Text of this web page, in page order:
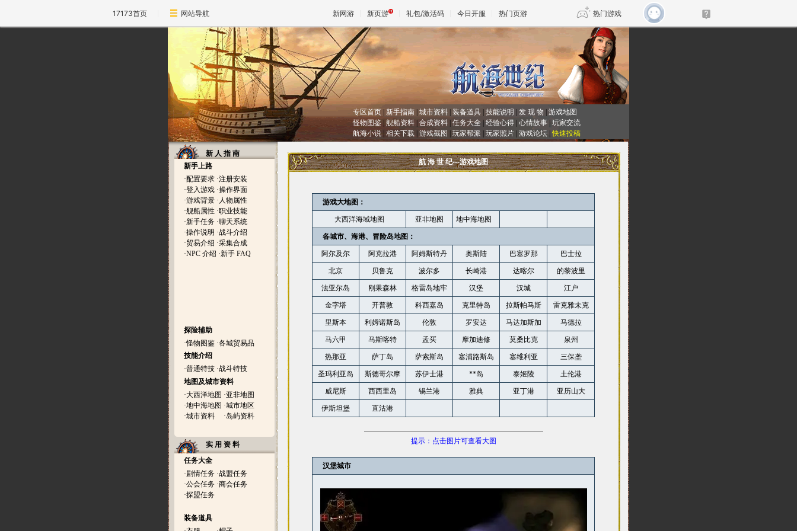
17173首页 网站导航 新网游 新页游 礼包/激活码 今日开服 热门页游 热门游戏
魔兽 DNF 传奇4
天堂 剑网3旗舰版 新天龙八部
王权与自由 诛仙世界 仙剑世界
专区首页 新手指南 城市资料 装备道具 技能说明 发 现 物
游戏地图
怪物图鉴 舰船资料 合成资料 任务大全 经验心得 心情故事 玩家交流
航海小说 相关下载 游戏截图 玩家帮派 玩家照片 游戏论坛 |快速投稿
新 人 指 南
新手上路
·配置要求 ·注册安装
·登入游戏 ·操作界面
·游戏背景 · 人物属性
·舰船属性 ·职业技能
·新手任务 ·聊天系统
·操作说明 ·战斗介绍
·贸易介绍 ·采集合成
·NPC 介绍 ·新手 FAQ
探险辅助
·怪物图鉴 ·各城贸易品
技能介绍
·普通特技 ·战斗特技
地图及城市资料
·大西洋地图 ·亚非地图
·地中海地图 ·城市地区
·城市资料 ·岛屿资料
实 用 资 料
任务大全
·剧情任务 ·战盟任务
·公会任务 ·商会任务
·探盟任务
装备道具
航 海 世 纪---游戏地图
游戏大地图：
大西洋海域地图 亚非地图 地中海地图
各城市、海港、冒险岛地图：
阿尔及尔 阿克拉港 阿姆斯特丹 奥斯陆 巴塞罗那 巴士拉
北京 贝鲁克 波尔多 长崎港 达喀尔 的黎波里
法亚尔岛 刚果森林 格雷岛地牢 汉堡 汉城 江户
金字塔 开普敦 科西嘉岛 克里特岛 拉斯帕马斯 雷克雅未克
里斯本 利姆诺斯岛 伦敦 罗安达 马达加斯加 马德拉
马六甲 马斯喀特 孟买 摩加迪修 莫桑比克 泉州
热那亚 萨丁岛 萨索斯岛 塞浦路斯岛 塞维利亚 三保垄
圣玛利亚岛 斯德哥尔摩 苏伊士港 **岛 泰姬陵 土伦港
威尼斯 西西里岛 锡兰港 雅典 亚丁港 亚历山大
伊斯坦堡 直沽港
提示：点击图片可查看大图
汉堡城市